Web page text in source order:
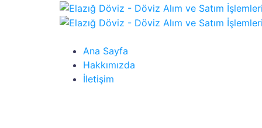
Ana Sayfa
Hakkımızda
İletişim